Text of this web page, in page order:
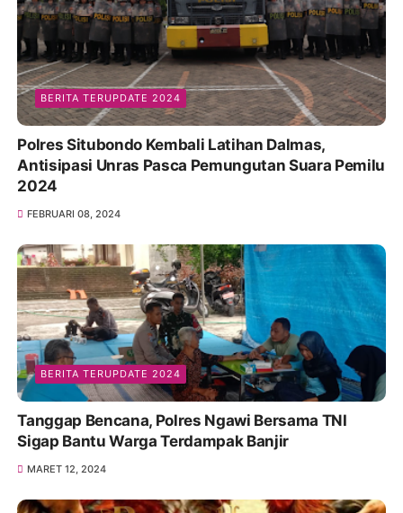
BERITA TERUPDATE 2024
Polres Situbondo Kembali Latihan Dalmas,
Antisipasi Unras Pasca Pemungutan Suara Pemilu
2024
FEBRUARI 08, 2024
BERITA TERUPDATE 2024
Tanggap Bencana, Polres Ngawi Bersama TNI
Sigap Bantu Warga Terdampak Banjir
MARET 12, 2024